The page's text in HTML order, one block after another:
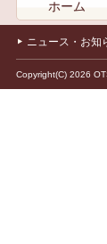
ホーム
ニュース・お知
Copyright(C) 2026